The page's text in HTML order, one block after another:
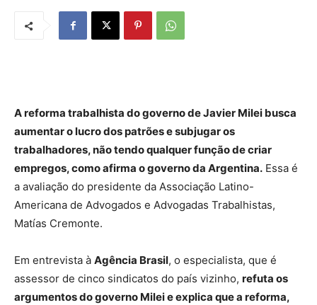
A reforma trabalhista do governo de Javier Milei busca
aumentar o lucro dos patrões e subjugar os
trabalhadores, não tendo qualquer função de criar
empregos, como afirma o governo da Argentina. Essa é
a avaliação do presidente da Associação Latino-
Americana de Advogados e Advogadas Trabalhistas,
Matías Cremonte.
Em entrevista à Agência Brasil, o especialista, que é
assessor de cinco sindicatos do país vizinho, refuta os
argumentos do governo Milei e explica que a reforma,